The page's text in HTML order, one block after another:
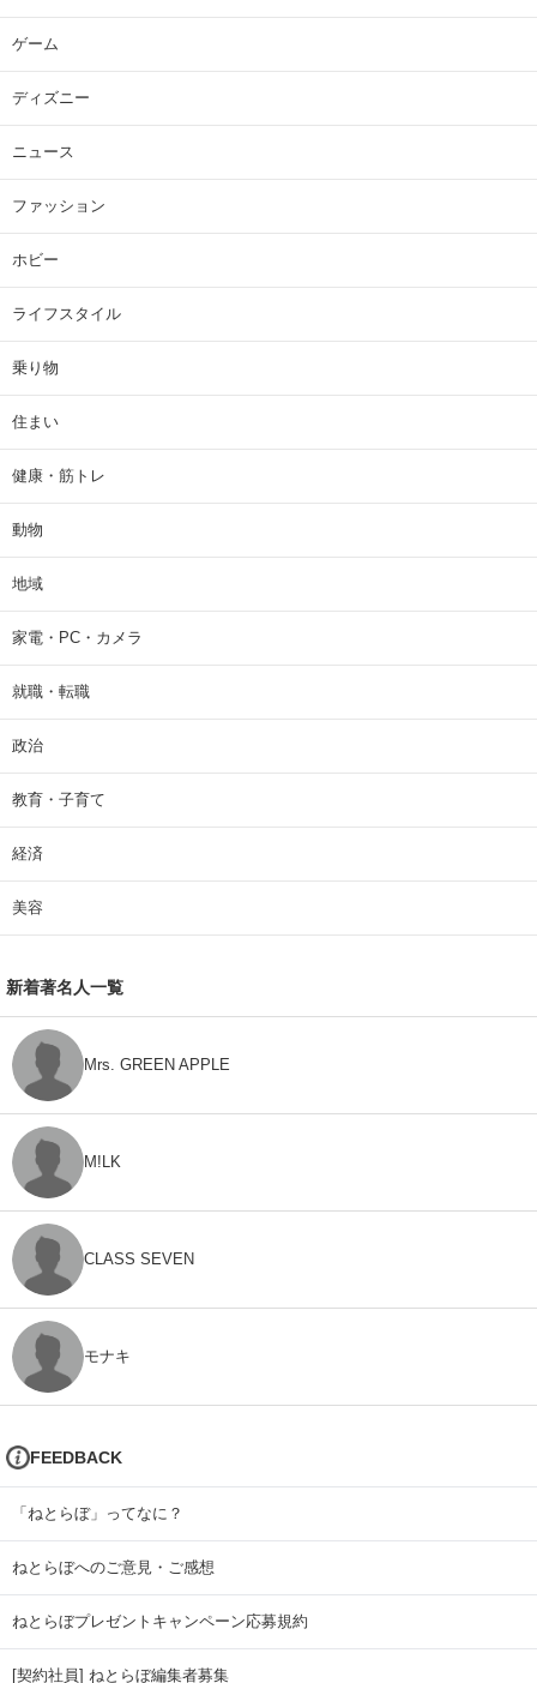
ゲーム
ディズニー
ニュース
ファッション
ホビー
ライフスタイル
乗り物
住まい
健康・筋トレ
動物
地域
家電・PC・カメラ
就職・転職
政治
教育・子育て
経済
美容
新着著名人一覧
Mrs. GREEN APPLE
M!LK
CLASS SEVEN
モナキ
FEEDBACK
「ねとらぼ」ってなに？
ねとらぼへのご意見・ご感想
ねとらぼプレゼントキャンペーン応募規約
[契約社員] ねとらぼ編集者募集